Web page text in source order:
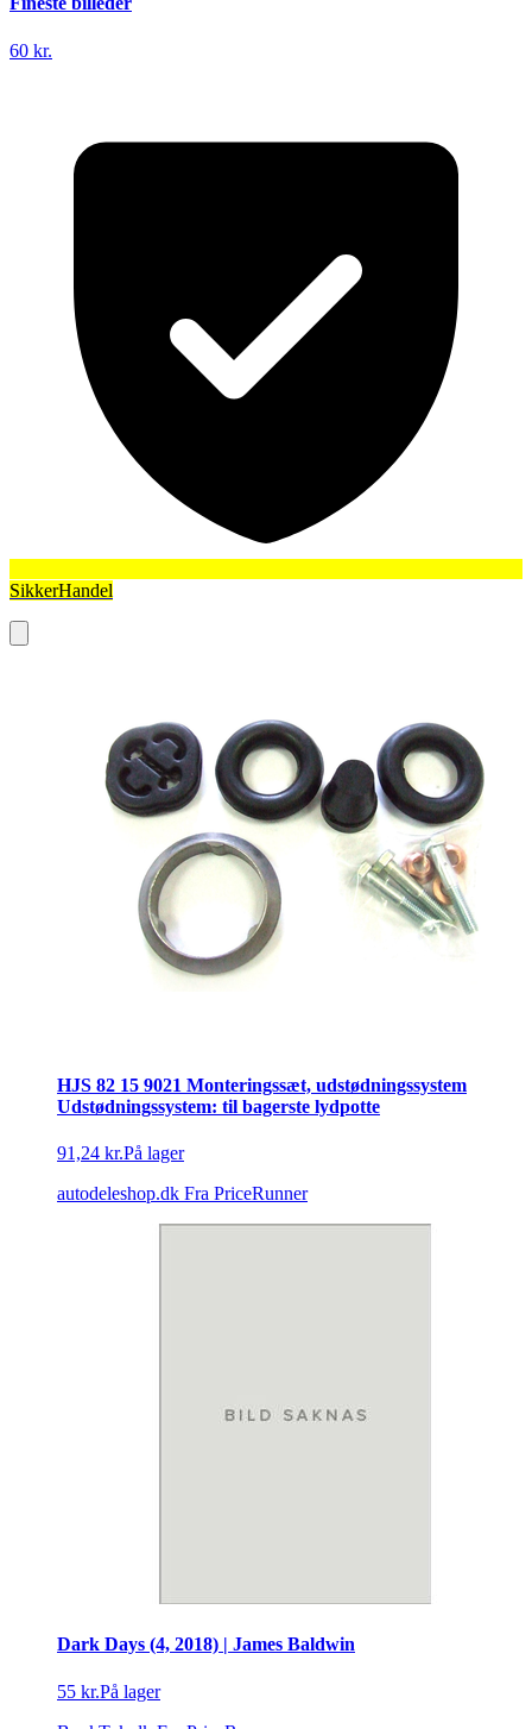
60 kr.
SikkerHandel
HJS 82 15 9021 Monteringssæt, udstødningssystem
Udstødningssystem: til bagerste lydpotte
91,24 kr.På lager
autodeleshop.dk Fra PriceRunner
Dark Days (4, 2018) | James Baldwin
55 kr.På lager